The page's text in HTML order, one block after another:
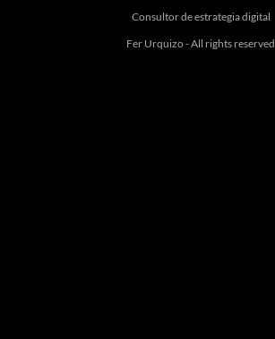
Consultor de estrategia digital
Fer Urquizo - All rights reserved